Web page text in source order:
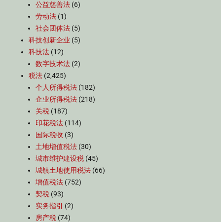
公益慈善法 (6)
劳动法 (1)
社会团体法 (5)
科技创新企业 (5)
科技法 (12)
数字技术法 (2)
税法 (2,425)
个人所得税法 (182)
企业所得税法 (218)
关税 (187)
印花税法 (114)
国际税收 (3)
土地增值税法 (30)
城市维护建设税 (45)
城镇土地使用税法 (66)
增值税法 (752)
契税 (93)
实务指引
(2)
房产税 (74)